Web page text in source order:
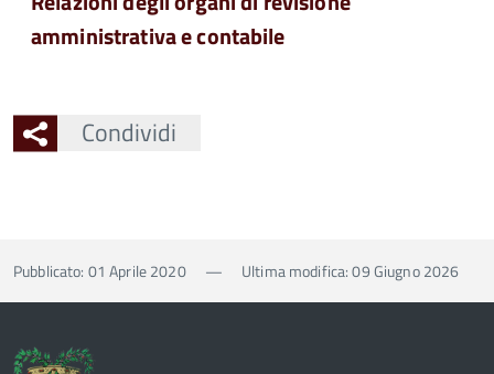
amministrativa e contabile
Condividi
Pubblicato: 01 Aprile 2020 — Ultima modifica: 09 Giugno 2026